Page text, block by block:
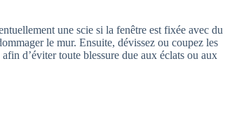
une scie si la fenêtre est fixée avec du
le mur. Ensuite, dévissez ou coupez les
afin d’éviter toute blessure due aux éclats ou aux